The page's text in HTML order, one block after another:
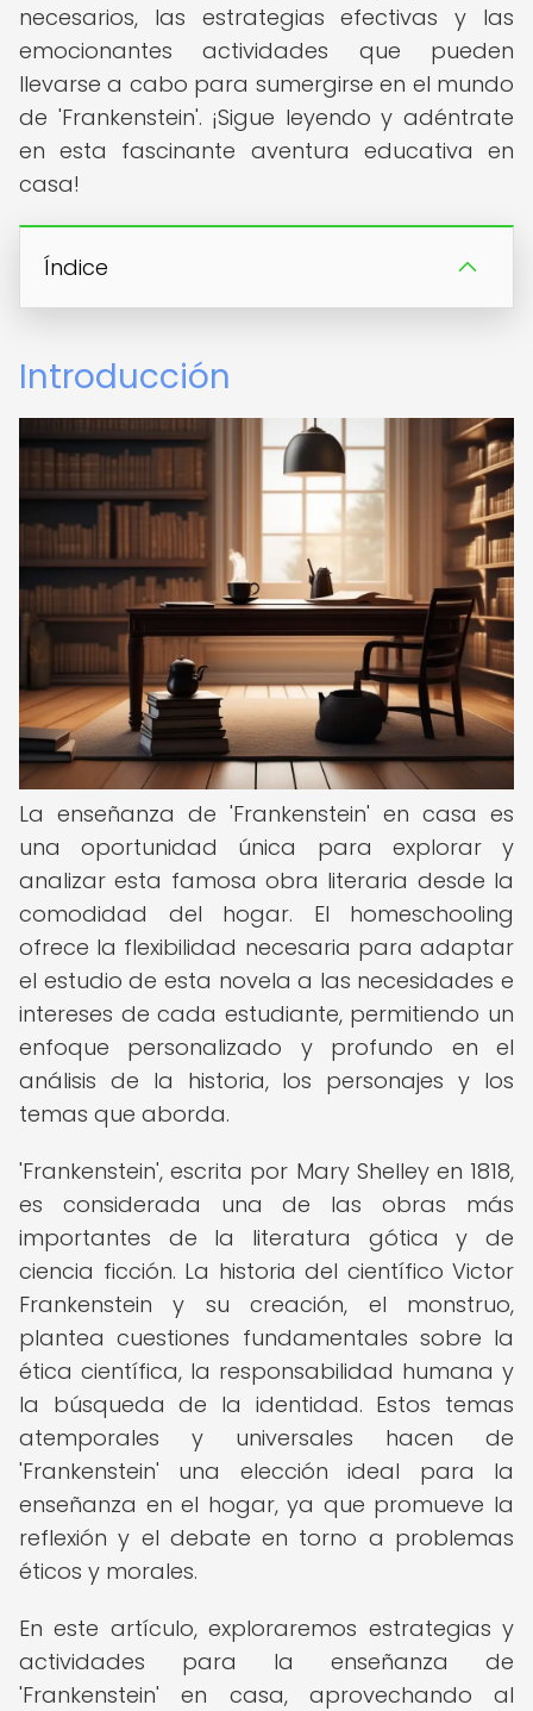
necesarios, las estrategias efectivas y las
emocionantes actividades que pueden
llevarse a cabo para sumergirse en el mundo
de 'Frankenstein'. ¡Sigue leyendo y adéntrate
en esta fascinante aventura educativa en
casa!
Índice
Introducción
La enseñanza de 'Frankenstein' en casa es
una oportunidad única para explorar y
analizar esta famosa obra literaria desde la
comodidad del hogar. El homeschooling
ofrece la flexibilidad necesaria para adaptar
el estudio de esta novela a las necesidades e
intereses de cada estudiante, permitiendo un
enfoque personalizado y profundo en el
análisis de la historia, los personajes y los
temas que aborda.
'Frankenstein', escrita por Mary Shelley en 1818,
es considerada una de las obras más
importantes de la literatura gótica y de
ciencia ficción. La historia del científico Victor
Frankenstein y su creación, el monstruo,
plantea cuestiones fundamentales sobre la
ética científica, la responsabilidad humana y
la búsqueda de la identidad. Estos temas
atemporales y universales hacen de
'Frankenstein' una elección ideal para la
enseñanza en el hogar, ya que promueve la
reflexión y el debate en torno a problemas
éticos y morales.
En este artículo, exploraremos estrategias y
actividades para la enseñanza de
'Frankenstein' en casa, aprovechando al